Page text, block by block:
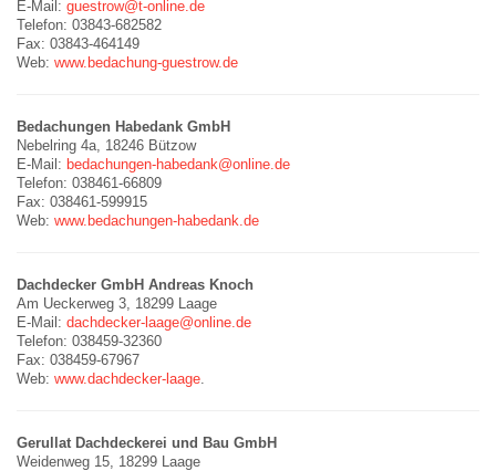
E-Mail: guestrow@t-online.de
Telefon: 03843-682582
Fax: 03843-464149
Web: www.bedachung-guestrow.de
Bedachungen Habedank GmbH
Nebelring 4a, 18246 Bützow
E-Mail: bedachungen-habedank@online.de
Telefon: 038461-66809
Fax: 038461-599915
Web: www.bedachungen-habedank.de
Dachdecker GmbH Andreas Knoch
Am Ueckerweg 3, 18299 Laage
E-Mail: dachdecker-laage@online.de
Telefon: 038459-32360
Fax: 038459-67967
Web: www.dachdecker-laage.
Gerullat Dachdeckerei und Bau GmbH
Weidenweg 15, 18299 Laage